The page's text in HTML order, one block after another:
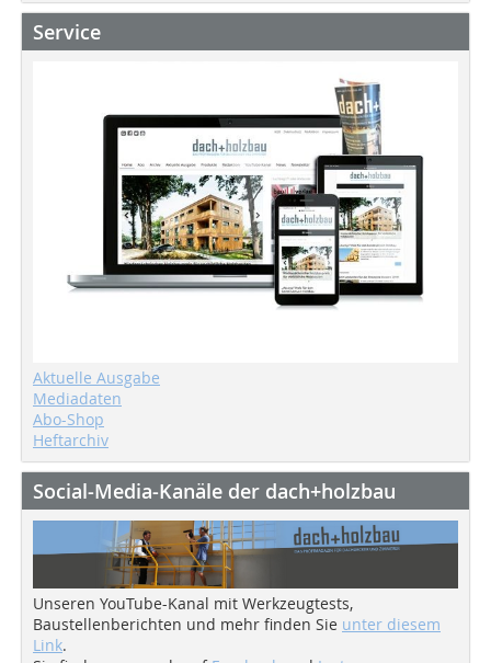
Service
Aktuelle Ausgabe
Mediadaten
Abo-Shop
Heftarchiv
Social-Media-Kanäle der dach+holzbau
Unseren YouTube-Kanal mit Werkzeugtests,
Baustellenberichten und mehr finden Sie unter diesem
Link.